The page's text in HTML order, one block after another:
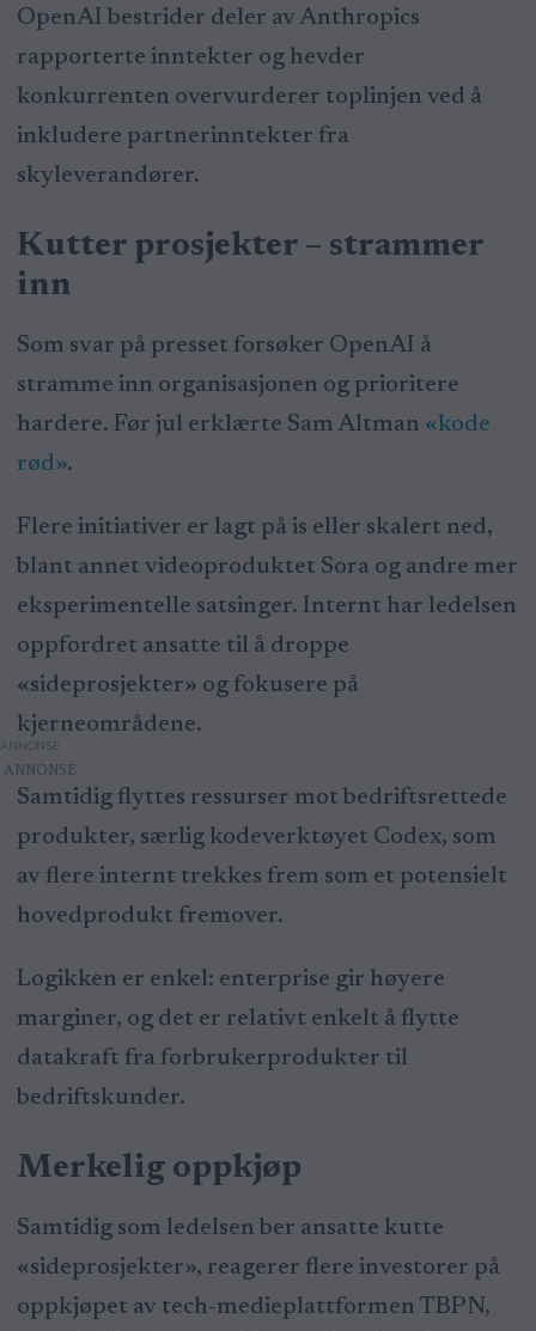
OpenAI bestrider deler av Anthropics
rapporterte inntekter og hevder
konkurrenten overvurderer toplinjen ved å
inkludere partnerinntekter fra
skyleverandører.
Kutter prosjekter – strammer
inn
Som svar på presset forsøker OpenAI å
stramme inn organisasjonen og prioritere
hardere. Før jul erklærte Sam Altman «kode
rød».
Flere initiativer er lagt på is eller skalert ned,
blant annet videoproduktet Sora og andre mer
eksperimentelle satsinger. Internt har ledelsen
oppfordret ansatte til å droppe
«sideprosjekter» og fokusere på
kjerneområdene.
ANNONSE
Samtidig flyttes ressurser mot bedriftsrettede
produkter, særlig kodeverktøyet Codex, som
av flere internt trekkes frem som et potensielt
hovedprodukt fremover.
Logikken er enkel: enterprise gir høyere
marginer, og det er relativt enkelt å flytte
datakraft fra forbrukerprodukter til
bedriftskunder.
Merkelig oppkjøp
Samtidig som ledelsen ber ansatte kutte
«sideprosjekter», reagerer flere investorer på
oppkjøpet av tech-medieplattformen TBPN,